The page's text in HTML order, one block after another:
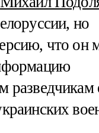
но
что он
разведчикам